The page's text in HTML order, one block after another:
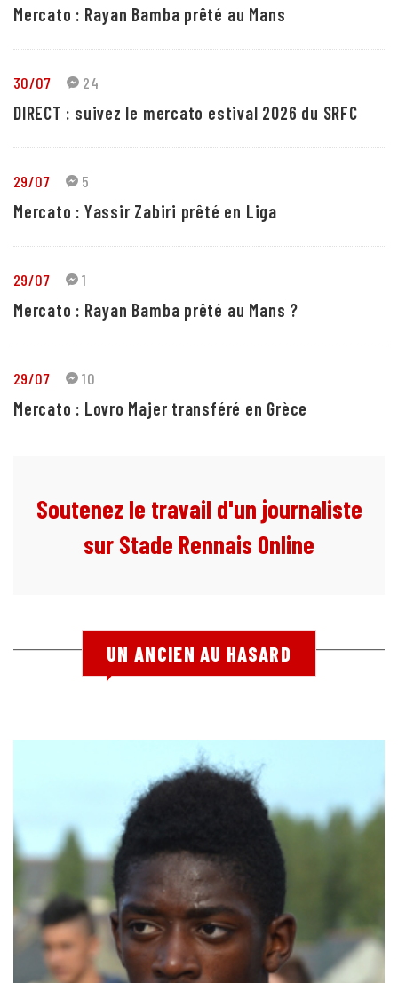
Mercato : Rayan Bamba prêté au Mans
30/07 24
DIRECT : suivez le mercato estival 2026 du SRFC
29/07 5
Mercato : Yassir Zabiri prêté en Liga
29/07 1
Mercato : Rayan Bamba prêté au Mans ?
29/07 10
Mercato : Lovro Majer transféré en Grèce
Soutenez le travail d'un journaliste
sur Stade Rennais Online
UN ANCIEN AU HASARD